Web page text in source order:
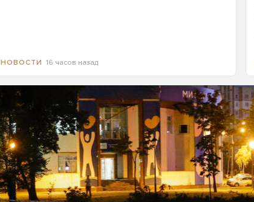
НОВОСТИ 16 часов назад